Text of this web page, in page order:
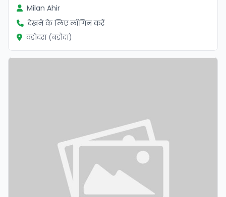
Milan Ahir
देखने के लिए लॉगिन करें
वडोदरा (बड़ौदा)